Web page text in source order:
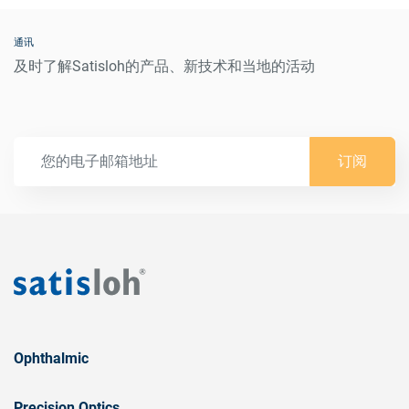
通讯
及时了解Satisloh的产品、新技术和当地的活动
订阅
Ophthalmic